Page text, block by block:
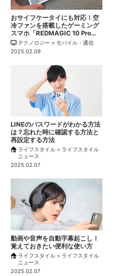
おサイフケータイにも対応！空
冷ファンを搭載したゲーミング
スマホ「REDMAGIC 10 Pro…
テクノロジー > モバイル・通信
2025.02.09
LINEのパスワードがわかる方法
は？忘れた時に確認する方法と
再設定する方法
ライフスタイル > ライフスタイル
ニュース
2025.02.07
動画や音声を自動字幕起こし！
覚えておきたい便利な使い方
ライフスタイル > ライフスタイル
ニュース
2025.02.07